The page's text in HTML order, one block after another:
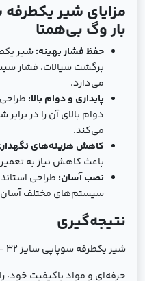
بار وگ بی‌همتا
حفظ فشار بهینه:شیر
برگشت سیالات، فشار
می‌دارد.
پایداری و دوام بالا:
دوام بالای آن را در
می‌کند.
کاهش هزینه‌های
باعث کاهش نیاز به
نصب آسان: طراحی
سیستم‌های مختلف
نتیجه‌گیری
حرفه‌ای و مواد باکیفیت خود،